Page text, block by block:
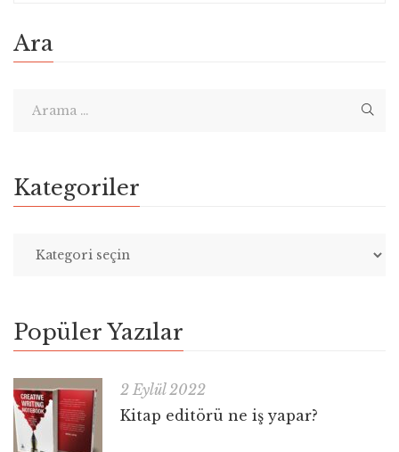
Ara
Kategoriler
Popüler Yazılar
2 Eylül 2022
Kitap editörü ne iş yapar?